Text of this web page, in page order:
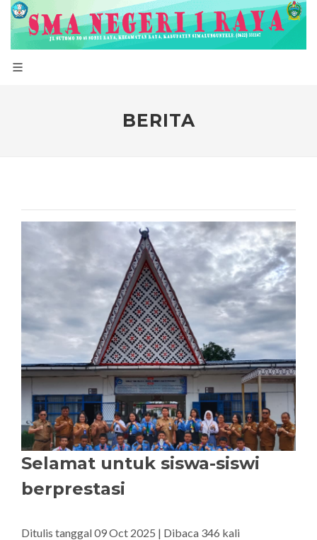
BERITA
Selamat untuk siswa-siswi
berprestasi
Ditulis tanggal 09 Oct 2025 | Dibaca 346 kali